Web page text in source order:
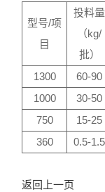
型号/项
目
投料量
（kg/
批）
1300 60-90
1000
30-50
750
15-25
360
0.5-1.5
返回上一页